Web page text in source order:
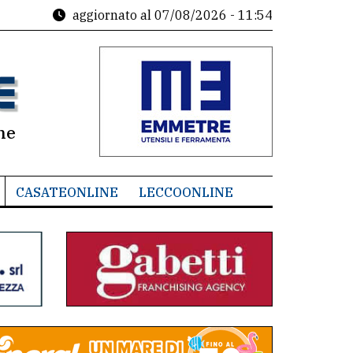
aggiornato al 07/08/2026 - 11:54
CASATEONLINE LECCOONLINE